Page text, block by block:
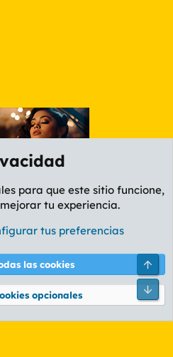
Política de privacidad Ayuda
2026 XenForo Ltd.
para que este sitio funcione,
tu experiencia.
tus preferencias
las cookies
opcionales
Pie